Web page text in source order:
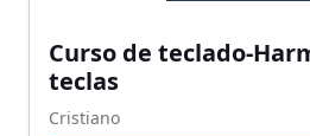
Curso de teclado-
teclas
Cristiano